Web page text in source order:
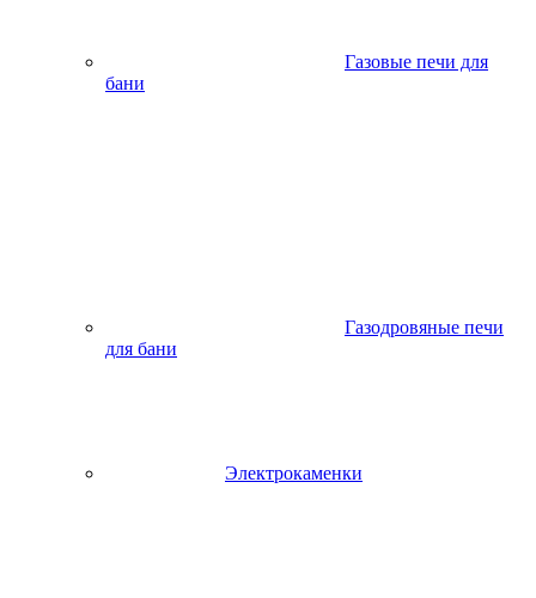
Газовые печи для
бани
Газодровяные печи
для бани
Электрокаменки